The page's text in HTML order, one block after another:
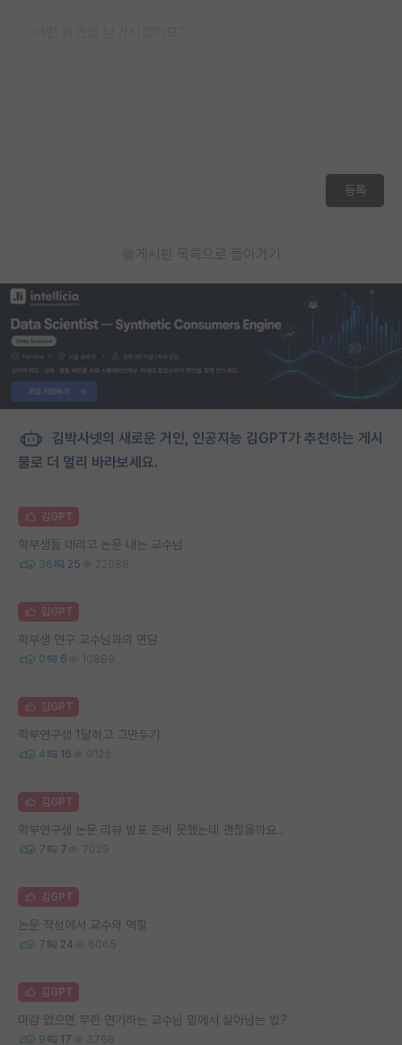
등록
게시판 목록으로 돌아가기
김박사넷의 새로운 거인, 인공지능 김GPT가 추천하는 게시
물로 더 멀리 바라보세요.
김GPT
학부생들 데리고 논문 내는 교수님
36 25 22089
김GPT
학부생 연구 교수님과의 면담
0 6 10889
김GPT
학부연구생 1달하고 그만두기
4 16 9125
김GPT
학부연구생 논문 리뷰 발표 준비 못했는데 괜찮을까요..
7 7 7029
김GPT
논문 작성에서 교수의 역할
7 24 6065
김GPT
마감 없으면 무한 연기하는 교수님 밑에서 살아남는 법?
9 17 3768